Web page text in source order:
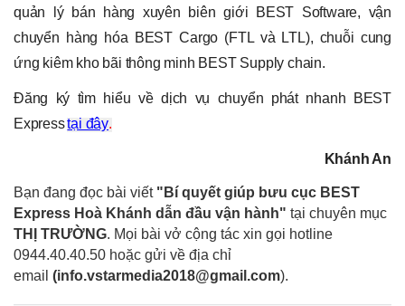
quản lý bán hàng xuyên biên giới BEST Software, vận
chuyển hàng hóa BEST Cargo (FTL và LTL), chuỗi cung
ứng kiêm kho bãi thông minh BEST Supply chain.
Đăng ký tìm hiểu về dịch vụ chuyển phát nhanh BEST
Expresstại đây.
Khánh An
Bạn đang đọc bài viết "Bí quyết giúp bưu cục BEST
Express Hoà Khánh dẫn đầu vận hành" tại chuyên mục
THỊ TRƯỜNG. Mọi bài vở cộng tác xin gọi hotline
0944.40.40.50 hoặc gửi về địa chỉ
email (info.vstarmedia2018@gmail.com).